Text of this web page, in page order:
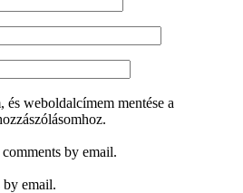
és weboldalcímem mentése a
by email.
email.